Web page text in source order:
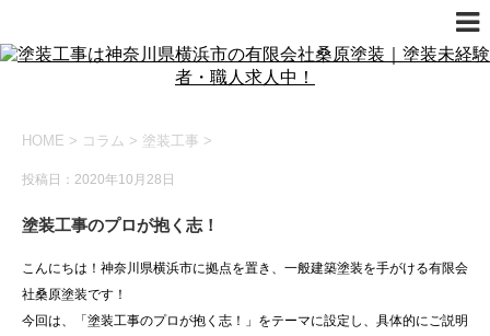
HOME > コラム > 塗装工事 >
投稿日：2020年10月28日
塗装工事のプロが抱く志！
こんにちは！神奈川県横浜市に拠点を置き、一般建築塗装を手がける有限会
社桑原塗装です！
今回は、「塗装工事のプロが抱く志！」をテーマに設定し、具体的にご説明